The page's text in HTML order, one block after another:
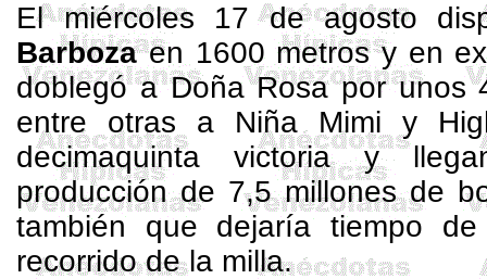
El miércoles 17 de agosto
Barbozaen 1600 metrosy en
doblegó a Doña Rosa por unos
entre otras a Niña Mimi y
decimaquinta victoria y
producción de 7,5 millones de
también que dejaría tiempo
recorrido de la milla.